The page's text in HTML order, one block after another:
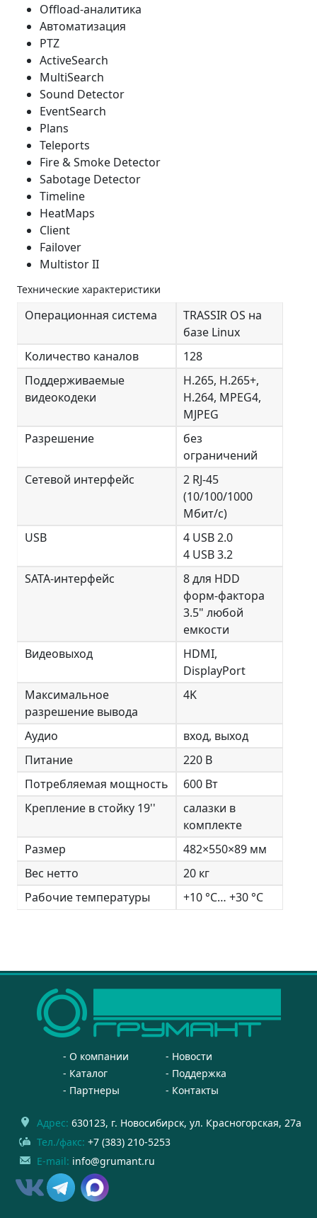
Offload-аналитика
Автоматизация
PTZ
ActiveSearch
MultiSearch
Sound Detector
EventSearch
Plans
Teleports
Fire & Smoke Detector
Sabotage Detector
Timeline
HeatMaps
Client
Failover
Multistor II
Технические характеристики
Операционная система
TRASSIR OS на
базе Linux
Количество каналов
128
Поддерживаемые
видеокодеки
H.265, H.265+,
H.264, MPEG4,
MJPEG
Разрешение
без
ограничений
Сетевой интерфейс
2 RJ-45
(10/100/1000
Мбит/с)
USB
4 USB 2.0
4 USB 3.2
SATA-интерфейс
8 для HDD
форм-фактора
3.5" любой
емкости
Видеовыход
HDMI,
DisplayPort
Максимальное
разрешение вывода
4K
Аудио
вход, выход
Питание
220 В
Потребляемая мощность
600 Вт
Крепление в стойку 19''
салазки в
комплекте
Размер
482×550×89 мм
Вес нетто
20 кг
Рабочие температуры
+10 °C… +30 °C
О компании
Новости
Каталог
Поддержка
Партнеры
Контакты
Адрес: 630123, г. Новосибирск, ул. Красногорская, 27а
Тел./факс: +7 (383) 210-5253
E-mail: info@grumant.ru